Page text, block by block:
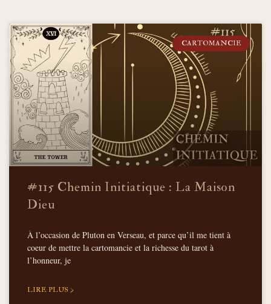
CARTOMANCIE
#115 Chemin Initiatique : La Maison
Dieu
À l’occasion de Pluton en Verseau, et parce qu’il me tient à
coeur de mettre la cartomancie et la richesse du tarot à
l’honneur, je
LIRE PLUS >